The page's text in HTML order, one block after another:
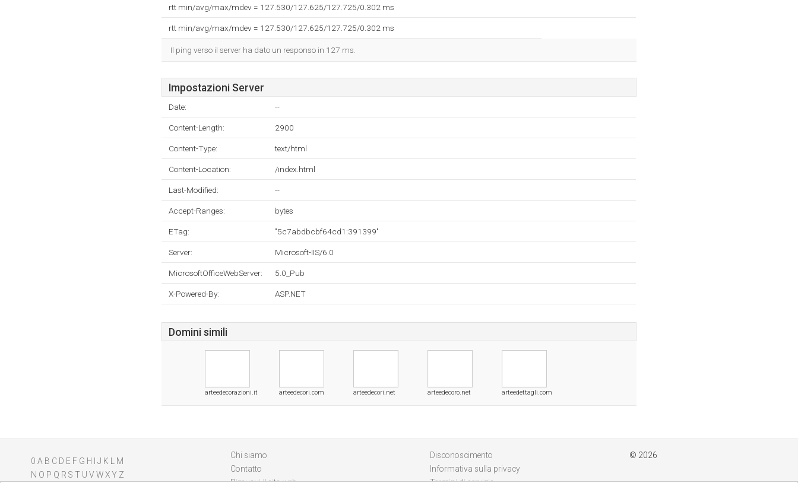
rtt min/avg/max/mdev = 127.530/127.625/127.725/0.302 ms
rtt min/avg/max/mdev = 127.530/127.625/127.725/0.302 ms
Il ping verso il server ha dato un responso in 127 ms.
Impostazioni Server
Date: --
Content-Length: 2900
Content-Type: text/html
Content-Location: /index.html
Last-Modified: --
Accept-Ranges: bytes
ETag: "5c7abdbcbf64cd1:391399"
Server: Microsoft-IIS/6.0
MicrosoftOfficeWebServer: 5.0_Pub
X-Powered-By: ASP.NET
Domini simili
arteedecorazioni.it arteedecori.com arteedecori.net arteedecoro.net arteedettagli.com
0 A B C D E F G H J K
M
N O P Q R S T U V WXY Z
Chi siamo
Contatto
Disconoscimento
Informativa sulla privacy
© 2026